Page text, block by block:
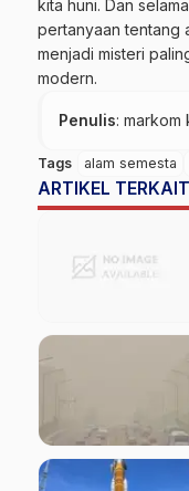
kita huni. Dan
pertanyaan tentang
menjadi misteri
modern.
Penulis: markom
Tags alam semesta
ARTIKEL TERKAIT